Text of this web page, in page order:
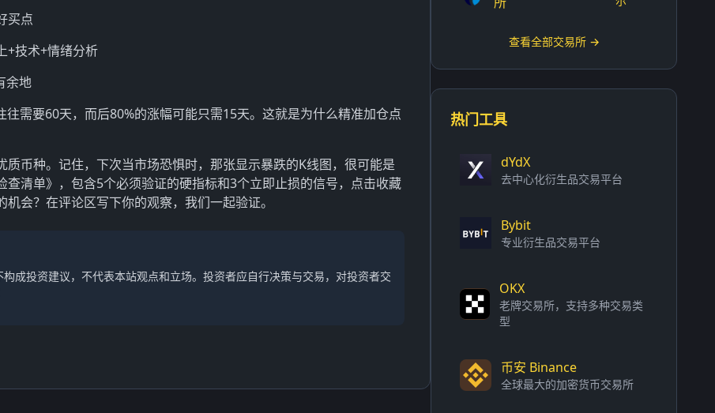
买点
+技术+情绪分析
余地
往需要60天，而后80%的涨幅可能只需15天。这就是为什么精准加仓点
币种。记住，下次当市场恐惧时，那张显示暴跌的K线图，很可能是
清单》，包含5个必须验证的硬指标和3个立即止损的信号，点击收藏
会？在评论区写下你的观察，我们一起验证。
成投资建议，不代表本站观点和立场。投资者应自行决策与交易，对投资者交
查看全部交易所 →
热门工具
dYdX
去中心化衍生品交易平台
Bybit
专业衍生品交易平台
OKX
老牌交易所，支持多种交易类
型
币安 Binance
全球最大的加密货币交易所